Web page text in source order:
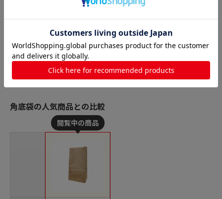
角底袋の人気商品との比較